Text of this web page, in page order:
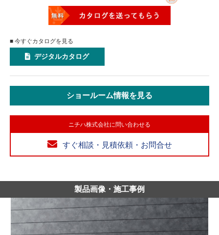
■ 今すぐカタログを見る
デジタルカタログ
ショールーム情報を見る
ニチハ株式会社に問い合わせる
すぐ相談・見積依頼・お問合せ
製品画像・施工事例